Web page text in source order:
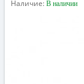
Наличие: В наличии